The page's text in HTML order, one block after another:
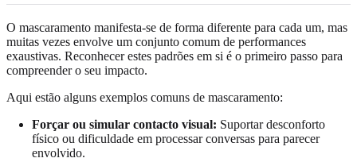
O mascaramento manifesta-se de forma diferente para cada um, mas
muitas vezes envolve um conjunto comum de performances
exaustivas. Reconhecer estes padrões em si é o primeiro passo para
compreender o seu impacto.
Aqui estão alguns exemplos comuns de mascaramento:
Forçar ou simular contacto visual: Suportar desconforto
físico ou dificuldade em processar conversas para parecer
envolvido.